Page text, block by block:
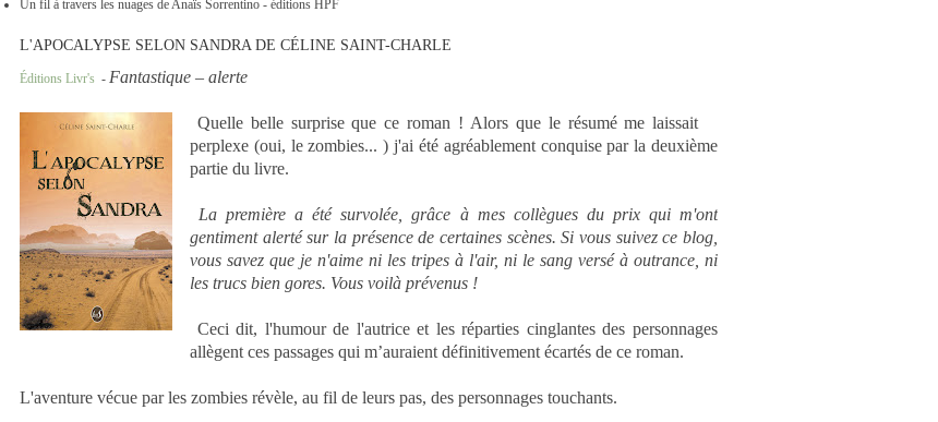
Un fil à travers les nuages de Anaïs Sorrentino - éditions HPF
L'APOCALYPSE SELON SANDRA DE CÉLINE SAINT-CHARLE
Éditions Livr's - Fantastique – alerte
Quelle belle surprise que ce roman ! Alors que le résumé me laissait
perplexe (oui, le zombies... ) j'ai été agréablement conquise par la deuxième
partie du livre.
La première a été survolée, grâce à mes collègues du prix qui m'ont
gentiment alerté sur la présence de certaines scènes. Si vous suivez ce blog,
vous savez que je n'aime ni les tripes à l'air, ni le sang versé à outrance, ni
les trucs bien gores. Vous voilà prévenus !
Ceci dit, l'humour de l'autrice et les réparties cinglantes des personnages
allègent ces passages qui m’auraient définitivement écartés de ce roman.
L'aventure vécue par les zombies révèle, au fil de leurs pas, des personnages touchants.